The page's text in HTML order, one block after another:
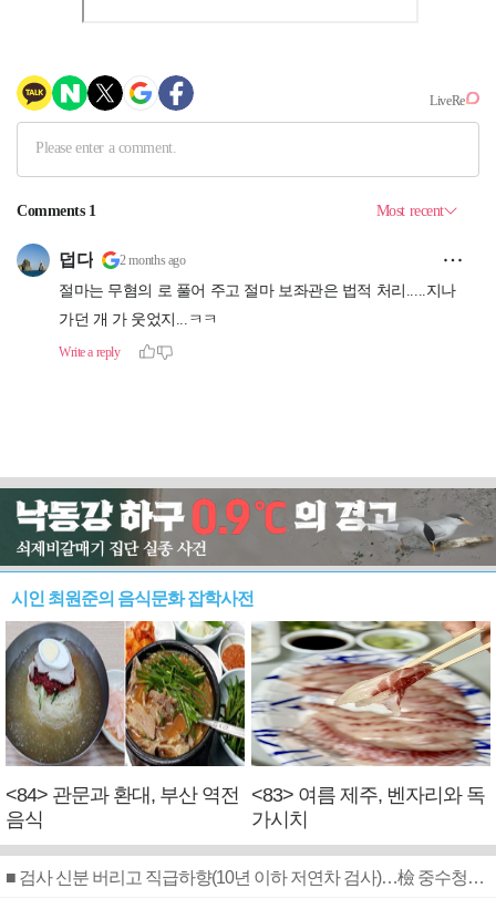
시인 최원준의 음식문화 잡학사전
<84> 관문과 환대, 부산 역전
음식
<83> 여름 제주, 벤자리와 독
가시치
■ 검사 신분 버리고 직급하향(10년 이하 저연차 검사)…檢 중수청행 기피